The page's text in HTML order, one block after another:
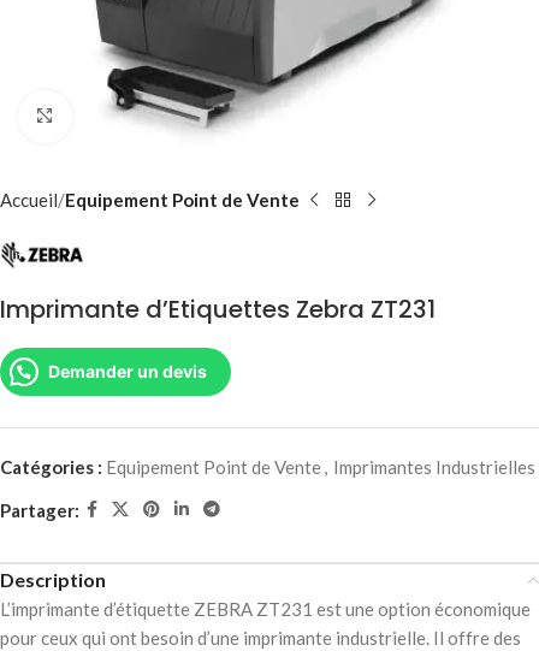
Agrandir
Accueil Equipement Point de Vente
Imprimante d’Etiquettes Zebra ZT231
Demander un devis
Catégories : Equipement Point de Vente, Imprimantes Industrielles
Partager:
Description
L’imprimante d’étiquette ZEBRA ZT231 est une option économique
pour ceux qui ont besoin d’une imprimante industrielle. Il offre des